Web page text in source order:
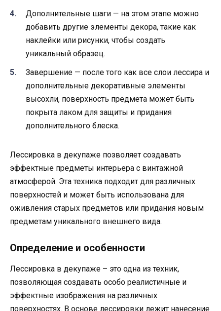
Дополнительные шаги — на этом этапе можно
добавить другие элементы декора, такие как
наклейки или рисунки, чтобы создать
уникальный образец.
Завершение — после того как все слои лессира и
дополнительные декоративные элементы
высохли, поверхность предмета может быть
покрыта лаком для защиты и придания
дополнительного блеска.
Лессировка в декупаже позволяет создавать
эффектные предметы интерьера с винтажной
атмосферой. Эта техника подходит для различных
поверхностей и может быть использована для
оживления старых предметов или придания новым
предметам уникального внешнего вида.
Определение и особенности
Лессировка в декупаже – это одна из техник,
позволяющая создавать особо реалистичные и
эффектные изображения на различных
поверхностях. В основе лессировки лежит нанесение